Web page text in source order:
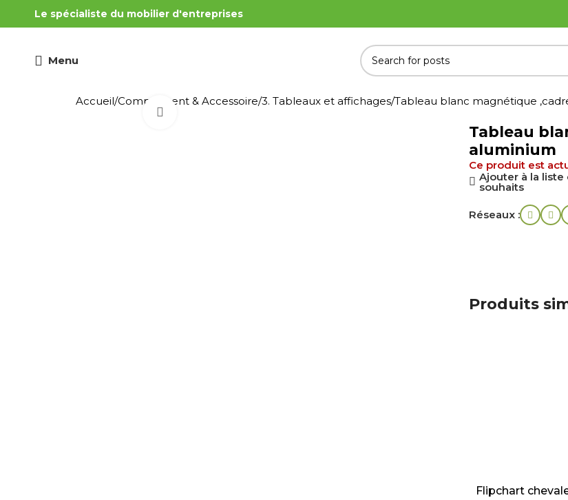
Le spécialiste du mobilier d'entreprises
Menu
Accueil Complément & Accessoire 3. Tableaux et affichages Tableau blanc magnétique
Tableau
aluminium
Ce produit est
Ajouter à la liste
souhaits
Réseaux :
Produits
Flipchart